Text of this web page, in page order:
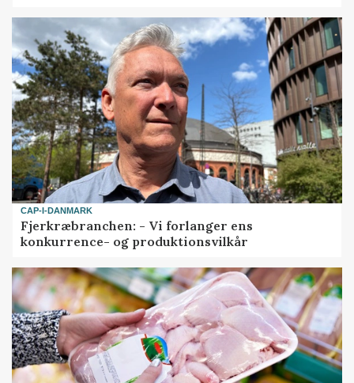
CAP-I-DANMARK
Fjerkræbranchen: - Vi forlanger ens
konkurrence- og produktionsvilkår